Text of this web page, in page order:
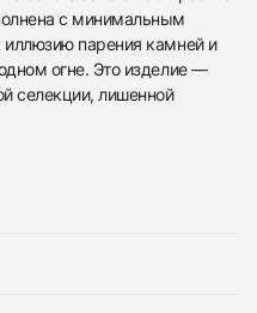
с минимальным
иллюзию парения камней и
огне. Это изделие —
селекции, лишенной
и мы свяжемся